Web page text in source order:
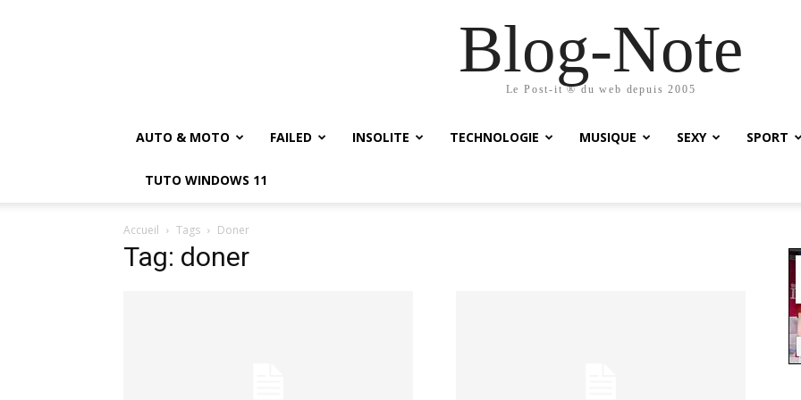
Blog-Note
Le Post-it ® du web depuis 2005
AUTO & MOTO FAILED INSOLITE TECHNOLOGIE MUSIQUE SEXY SPORT
TUTO WINDOWS 11
Accueil Tags Doner
Tag: doner